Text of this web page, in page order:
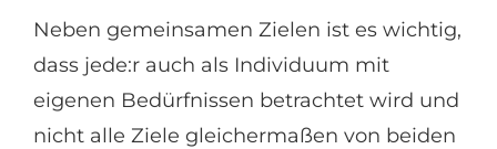
Neben gemeinsamen Zielen ist es wichtig,
dass jede:r auch als Individuum mit
eigenen Bedürfnissen betrachtet wird und
nicht alle Ziele gleichermaßen von beiden